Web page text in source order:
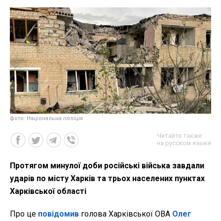
фото: Національна поліція
Читайте также
на русском языке
Протягом минулої доби російські війська завдали
ударів по місту Харків та трьох населених пунктах
Харківської області
Про це повідомив голова Харківської ОВА Олег